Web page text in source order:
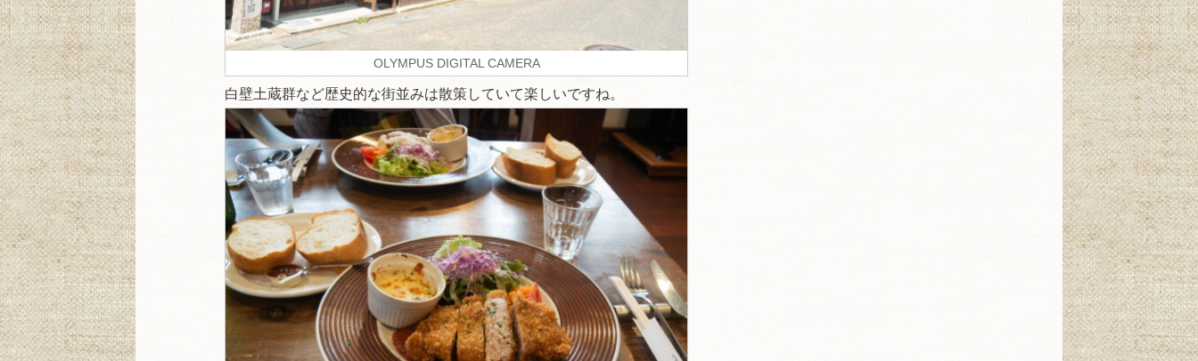
OLYMPUS DIGITAL CAMERA
白壁土蔵群など歴史的な街並みは散策していて楽しいですね。